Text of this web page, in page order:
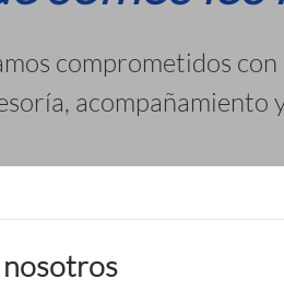
comprometidos
acompañamiento
nosotros